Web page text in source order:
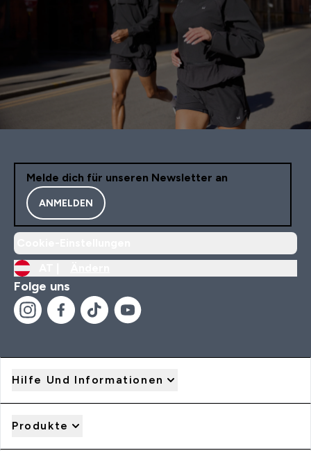
Melde dich für unseren Newsletter an
ANMELDEN
Folge uns
Hilfe Und Informationen
Produkte